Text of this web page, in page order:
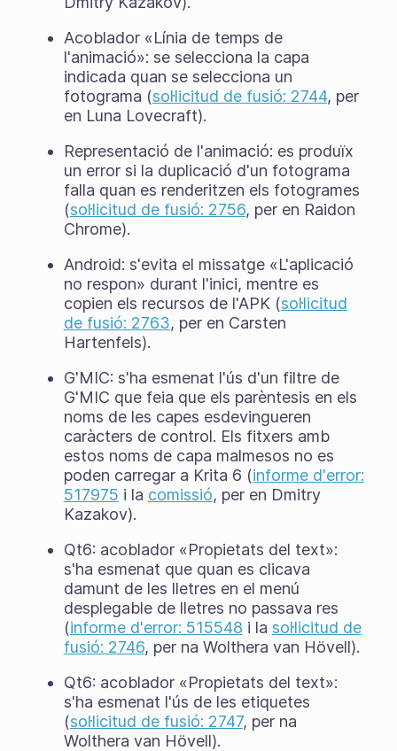
Acoblador «Línia de temps de
l'animació»: se selecciona la capa
indicada quan se selecciona un
fotograma (sol·licitud de fusió: 2744, per
en Luna Lovecraft).
Representació de l'animació: es produïx
un error si la duplicació d'un fotograma
falla quan es renderitzen els fotogrames
(sol·licitud de fusió: 2756, per en Raidon
Chrome).
Android: s'evita el missatge «L'aplicació
no respon» durant l'inici, mentre es
copien els recursos de l'APK (sol·licitud
de fusió: 2763, per en Carsten
Hartenfels).
G'MIC: s'ha esmenat l'ús d'un filtre de
G'MIC que feia que els parèntesis en els
noms de les capes esdevingueren
caràcters de control. Els fitxers amb
estos noms de capa malmesos no es
poden carregar a Krita 6 (informe d'error:
517975 i la comissió, per en Dmitry
Kazakov).
Qt6: acoblador «Propietats del text»:
s'ha esmenat que quan es clicava
damunt de les lletres en el menú
desplegable de lletres no passava res
(informe d'error: 515548 i la sol·licitud de
fusió: 2746, per na Wolthera van Hövell).
Qt6: acoblador «Propietats del text»:
s'ha esmenat l'ús de les etiquetes
(sol·licitud de fusió: 2747, per na
Wolthera van Hövell).